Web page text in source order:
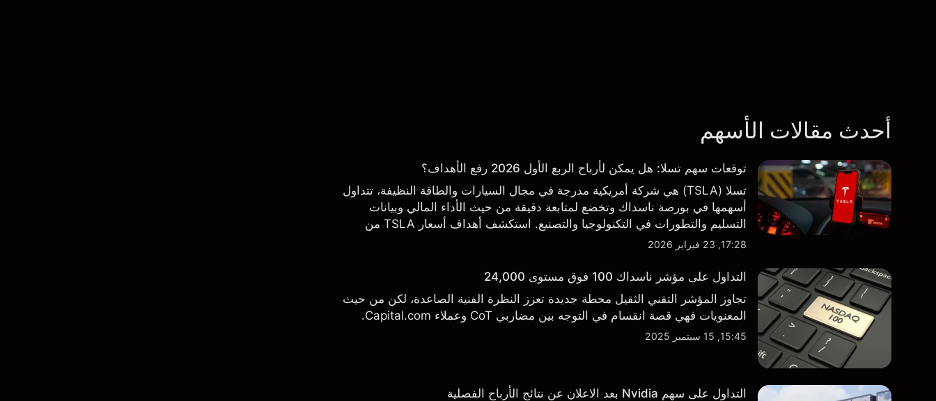
أحدث مقالات الأسهم
توقعات سهم تسلا: هل يمكن لأرباح الربع الأول 2026 رفع الأهداف؟
تسلا (TSLA) هي شركة أمريكية مدرجة في مجال السيارات والطاقة النظيفة، تتداول
أسهمها في بورصة ناسداك وتخضع لمتابعة دقيقة من حيث الأداء المالي وبيانات
التسليم والتطورات في التكنولوجيا والتصنيع. استكشف أهداف أسعار TSLA من
طرف ثالث والتحليل الفني.
17:28, 23 فبراير 2026
التداول على مؤشر ناسداك 100 فوق مستوى 24,000
تجاوز المؤشر التقني الثقيل محطة جديدة تعزز النظرة الفنية الصاعدة، لكن من حيث
المعنويات فهي قصة انقسام في التوجه بين مضاربي CoT وعملاء Capital.com.
15:45, 15 سبتمبر 2025
التداول على سهم Nvidia بعد الاعلان عن نتائج الأرباح الفصلية